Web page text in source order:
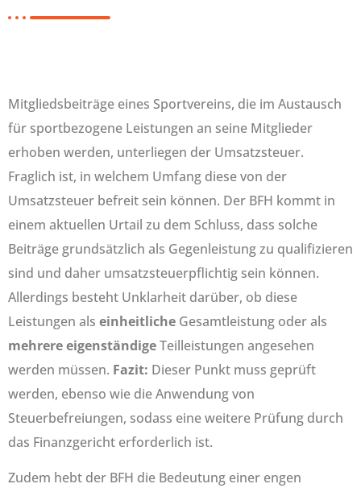
Mitgliedsbeiträge eines Sportvereins, die im Austausch
für sportbezogene Leistungen an seine Mitglieder
erhoben werden, unterliegen der Umsatzsteuer.
Fraglich ist, in welchem Umfang diese von der
Umsatzsteuer befreit sein können. Der BFH kommt in
einem aktuellen Urtail zu dem Schluss, dass solche
Beiträge grundsätzlich als Gegenleistung zu qualifizieren
sind und daher umsatzsteuerpflichtig sein können.
Allerdings besteht Unklarheit darüber, ob diese
Leistungen als einheitliche Gesamtleistung oder als
mehrere eigenständigeTeilleistungen angesehen
werden müssen. Fazit: Dieser Punkt muss geprüft
werden, ebenso wie die Anwendung von
Steuerbefreiungen, sodass eine weitere Prüfung durch
das Finanzgericht erforderlich ist.
Zudem hebt der BFH die Bedeutung einer engen